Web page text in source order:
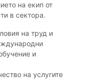
на екип от
в сектора.
на труд и
и
на услугите